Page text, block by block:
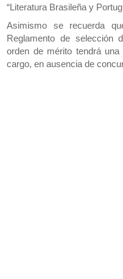
“Literatura Brasileña y
Asimismo se recuerda
Reglamento de selección
orden de mérito tendrá
cargo, en ausencia de